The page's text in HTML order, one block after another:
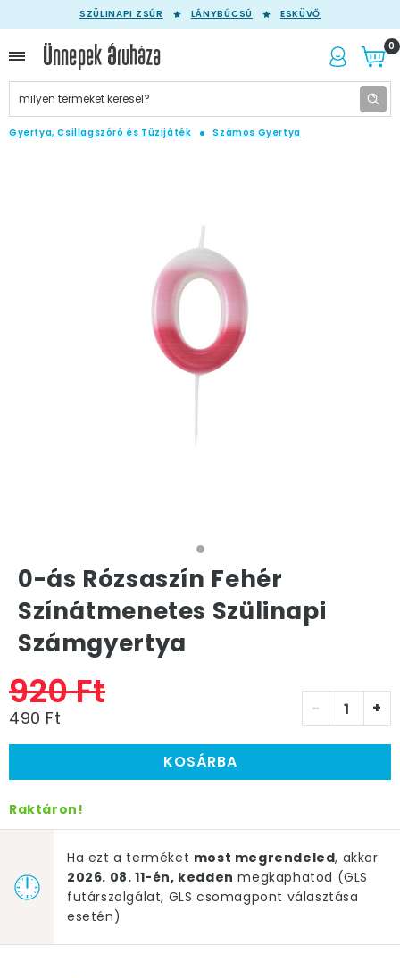
SZÜLINAPI ZSÚR LÁNYBÚCSÚ ESKÜVŐ
0
Gyertya, Csillagszóró és Tüzijáték Számos Gyertya
0-ás Rózsaszín Fehér
Színátmenetes Szülinapi
Számgyertya
920 Ft
490 Ft - +
KOSÁRBA
Raktáron!
Ha ezt a terméket most megrendeled, akkor
2026. 08. 11-én, kedden megkaphatod (GLS
futárszolgálat, GLS csomagpont választása
esetén)